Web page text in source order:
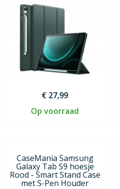
€ 27,99
Op voorraad
CaseMania Samsung
Galaxy Tab S9 hoesje
Rood - Smart Stand Case
met S-Pen Houder